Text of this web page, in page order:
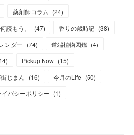
薬剤師コラム (24)
読もう。 (47) 香りの歳時記 (38)
ンダー (74) 道端植物図鑑 (4)
) Pickup Now (15)
じまん (16) 今月のLife (50)
イバシーポリシー (1)